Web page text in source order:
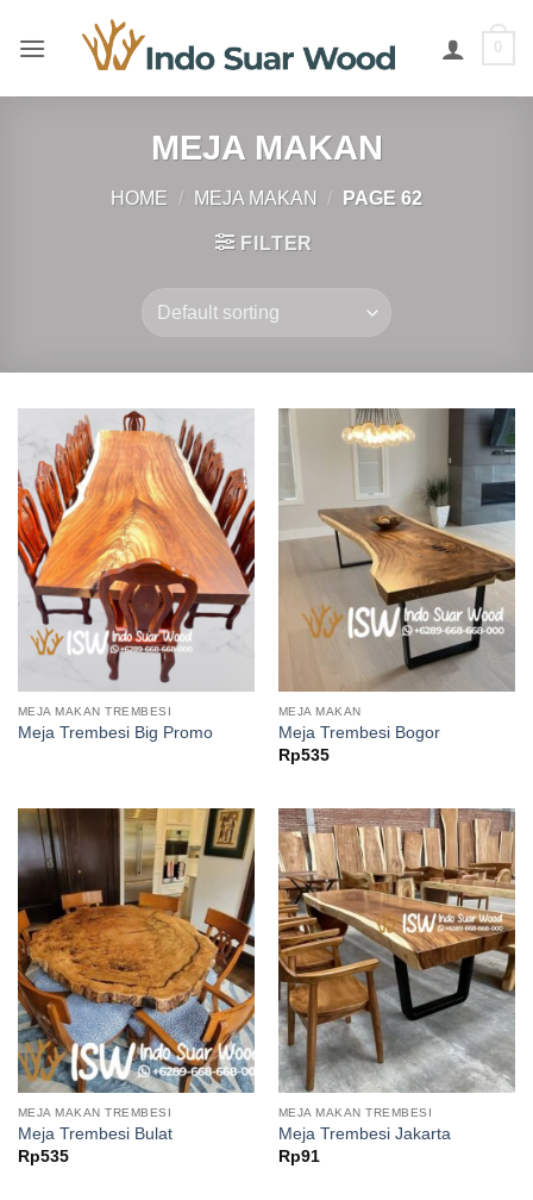
0
MEJA MAKAN
HOME / MEJA MAKAN / PAGE 62
FILTER
MEJA MAKAN TREMBESI
Meja Trembesi Big Promo
MEJA MAKAN
Meja Trembesi Bogor
Rp535
MEJA MAKAN TREMBESI
Meja Trembesi Bulat
Rp535
MEJA MAKAN TREMBESI
Meja Trembesi Jakarta
Rp91